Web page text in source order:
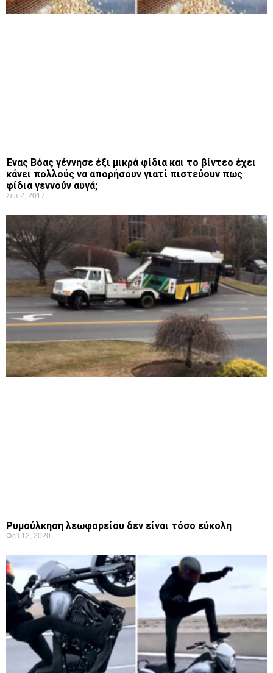
Ένας Βόας γέννησε έξι μικρά φίδια και το βίντεο έχει
κάνει πολλούς να απορήσουν γιατί πιστεύουν πως
φίδια γεννούν αυγά;
Σεπ 2, 2017
Ρυμούλκηση λεωφορείου δεν είναι τόσο εύκολη
Φεβ 12, 2020